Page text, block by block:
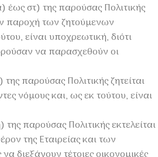
έως στ) της παρούσας Πολιτικής
παροχή των ζητούμενων
είναι υποχρεωτική, διότι
να παρασχεθούν οι
παρούσας Πολιτικής ζητείται
νόμους και, ως εκ τούτου, είναι
παρούσας Πολιτικής εκτελείται
της Εταιρείας και των